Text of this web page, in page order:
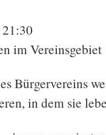
21:30
im Vereinsgebiet
Bürgervereins
in dem sie